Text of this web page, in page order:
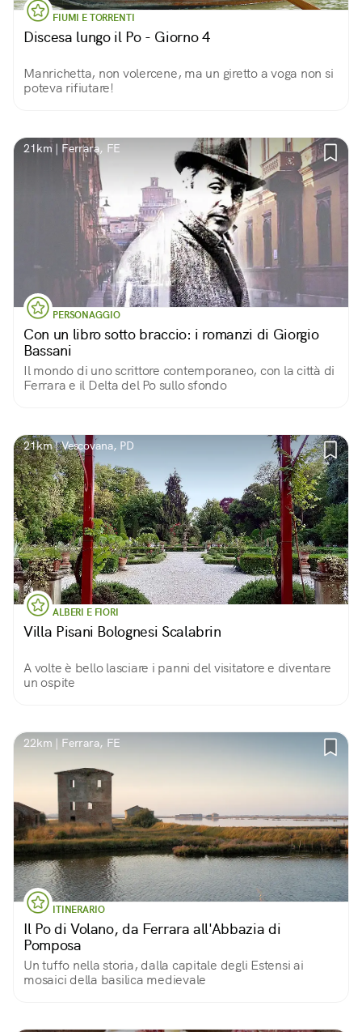
FIUMI E TORRENTI
Discesa lungo il Po - Giorno 4
Manrichetta, non volercene, ma un giretto a voga non si
poteva rifiutare!
21km | Ferrara, FE
PERSONAGGIO
Con un libro sotto braccio: i romanzi di Giorgio
Bassani
Il mondo di uno scrittore contemporaneo, con la città di
Ferrara e il Delta del Po sullo sfondo
21km | Vescovana, PD
ALBERI E FIORI
Villa Pisani Bolognesi Scalabrin
A volte è bello lasciare i panni del visitatore e diventare
un ospite
22km | Ferrara, FE
ITINERARIO
Il Po di Volano, da Ferrara all'Abbazia di
Pomposa
Un tuffo nella storia, dalla capitale degli Estensi ai
mosaici della basilica medievale